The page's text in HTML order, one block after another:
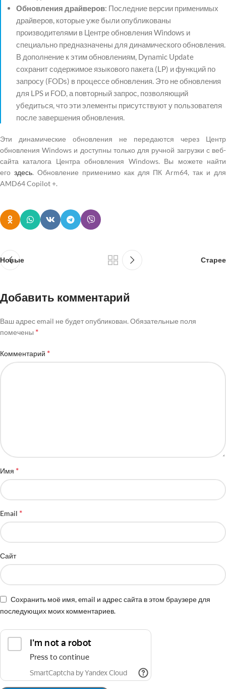
Обновления драйверов: Последние версии применимых
драйверов, которые уже были опубликованы
производителями в Центре обновления Windows и
специально предназначены для динамического обновления.
В дополнение к этим обновлениям, Dynamic Update
сохранит содержимое языкового пакета (LP) и функций по
запросу (FODs) в процессе обновления. Это не обновления
для LPS и FOD, а повторный запрос, позволяющий
убедиться, что эти элементы присутствуют у пользователя
после завершения обновления.
Эти динамические обновления не передаются через Центр
обновления Windows и доступны только для ручной загрузки с веб-
сайта каталога Центра обновления Windows. Вы можете найти
его здесь. Обновление применимо как для ПК Arm64, так и для
AMD64 Copilot +.
Новые Старее
Добавить комментарий
Ваш адрес email не будет опубликован. Обязательные поля
помечены *
Комментарий *
Имя *
Email *
Сайт
Сохранить моё имя, email и адрес сайта в этом браузере для
последующих моих комментариев.